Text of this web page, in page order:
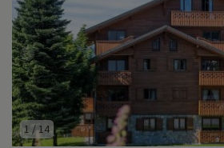
1 /14